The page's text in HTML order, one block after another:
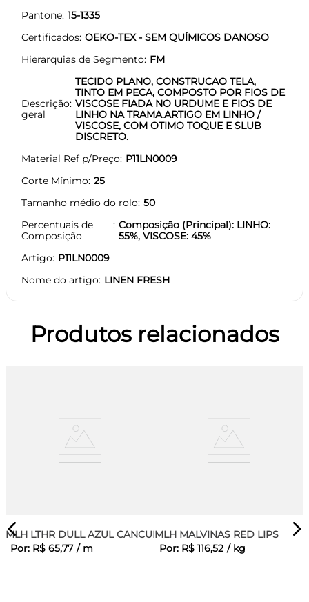
Pantone 15-1335
Certificados OEKO-TEX - SEM QUÍMICOS DANOSO
Hierarquias de Segmento FM
Descrição
geral
TECIDO PLANO, CONSTRUCAO TELA,
TINTO EM PECA, COMPOSTO POR FIOS DE
VISCOSE FIADA NO URDUME E FIOS DE
LINHO NA TRAMA.ARTIGO EM LINHO /
VISCOSE, COM OTIMO TOQUE E SLUB
DISCRETO.
Material Ref p/Preço P11LN0009
Corte Mínimo 25
Tamanho médio do rolo 50
Percentuais de
Composição
Composição (Principal): LINHO:
55%, VISCOSE: 45%
Artigo P11LN0009
Nome do artigo LINEN FRESH
Produtos relacionados
MLH LTHR DULL AZUL CANCUN
Por: R$ 65,77 / m
MLH MALVINAS RED LIPS
Por: R$ 116,52 / kg